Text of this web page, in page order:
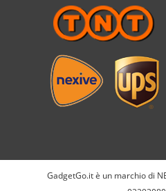
GadgetGo.it è un marchio di